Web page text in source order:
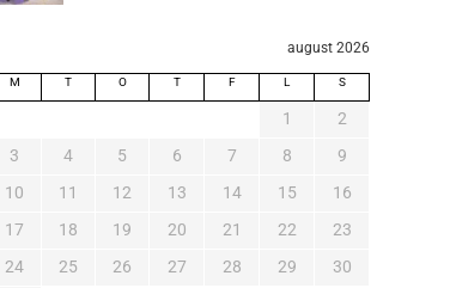
august 2026
M T O T F L S
1
2
3
4 5 6 7 8
9
10
11 12 13 14 15
16
17
18 19 20 21 22
23
24
25 26 27 28 29
30